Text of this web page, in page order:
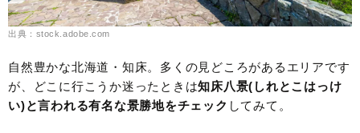
出典：stock.adobe.com
自然豊かな北海道・知床。多くの見どころがあるエリアです
が、どこに行こうか迷ったときは知床八景(しれとこはっけ
い)と言われる有名な景勝地をチェック してみて。